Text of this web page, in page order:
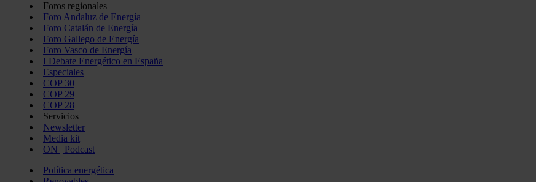
Foros regionales
Foro Andaluz de Energía
Foro Catalán de Energía
Foro Gallego de Energía
Foro Vasco de Energía
I Debate Energético en España
Especiales
COP 30
COP 29
COP 28
Servicios
Newsletter
Media kit
ON | Podcast
Política energética